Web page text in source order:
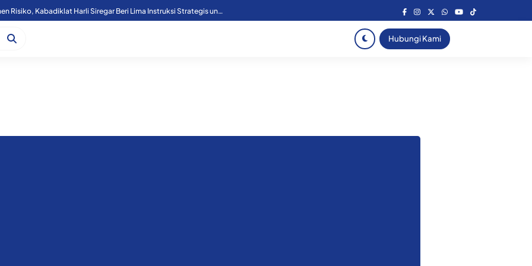
Tutup Diklat Manajemen Risiko, Kabadiklat Harli Siregar Beri Lima Instruksi Strategis untuk Perkuat Tata Kelola Kejaksaan
Hubungi Kami